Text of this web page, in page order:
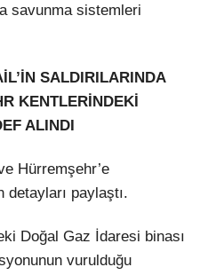
savunma sistemleri
SALDIRILARINDA
KENTLERİNDEKİ
ALINDI
Hürremşehr’e
detayları paylaştı.
Doğal Gaz İdaresi binası
vurulduğu